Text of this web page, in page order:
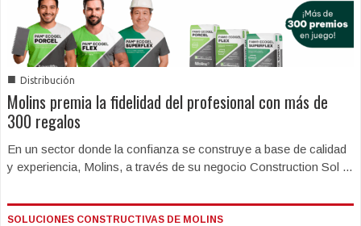
■ Distribución
Molins premia la fidelidad del profesional con más de
300 regalos
En un sector donde la confianza se construye a base de calidad
y experiencia, Molins, a través de su negocio Construction Sol ...
SOLUCIONES CONSTRUCTIVAS DE MOLINS